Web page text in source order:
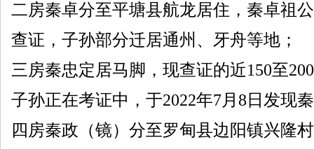
二房秦卓分至平塘县航龙居住，秦卓祖
查证，子孙部分迁居通州、牙舟等地；
三房秦忠定居马脚，现查证的近150至
子孙正在考证中，于2022年7月8日发现
四房秦政（镜）分至罗甸县边阳镇兴隆